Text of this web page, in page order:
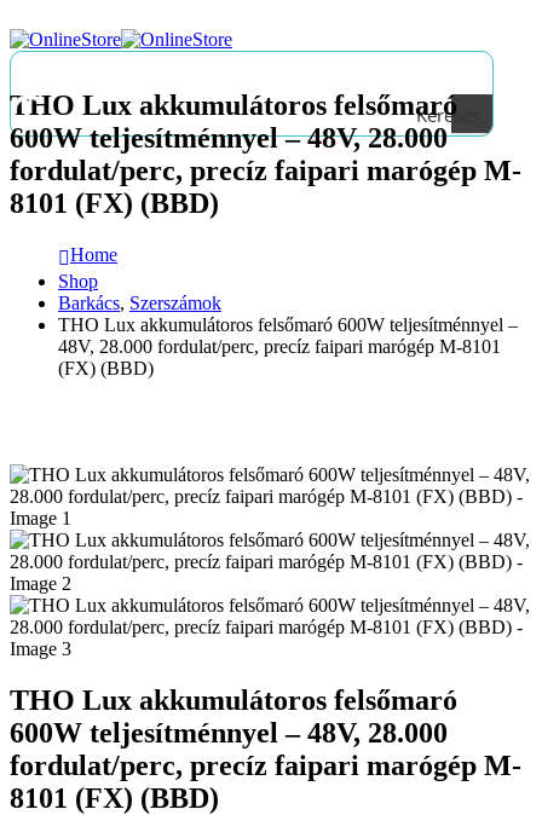
Keresés
THO Lux akkumulátoros felsőmaró
600W teljesítménnyel – 48V, 28.000
fordulat/perc, precíz faipari marógép M-
8101 (FX) (BBD)
Home
Shop
Barkács, Szerszámok
THO Lux akkumulátoros felsőmaró 600W teljesítménnyel –
48V, 28.000 fordulat/perc, precíz faipari marógép M-8101
(FX) (BBD)
THO Lux akkumulátoros felsőmaró
600W teljesítménnyel – 48V, 28.000
fordulat/perc, precíz faipari marógép M-
8101 (FX) (BBD)